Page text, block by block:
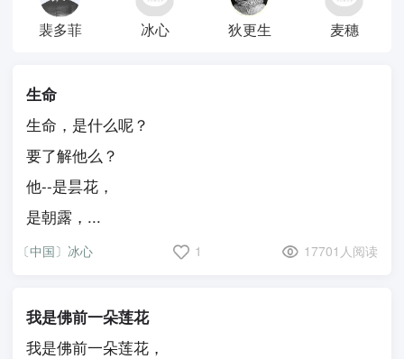
裴多菲 冰心 狄更生 麦穗
生命
生命，是什么呢？
要了解他么？
他--是昙花，
是朝露，...
〔中国〕冰心 1 17701人阅读
我是佛前一朵莲花
我是佛前一朵莲花，